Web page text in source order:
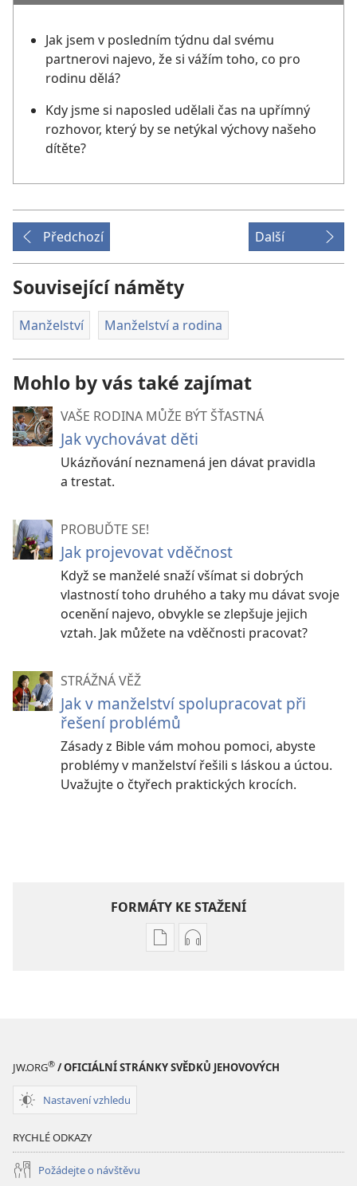
Jak jsem v posledním týdnu dal svému
partnerovi najevo, že si vážím toho, co pro
rodinu dělá?
Kdy jsme si naposled udělali čas na upřímný
rozhovor, který by se netýkal výchovy našeho
dítěte?
Předchozí Další
Související náměty
Manželství Manželství a rodina
Mohlo by vás také zajímat
VAŠE RODINA MŮŽE BÝT ŠŤASTNÁ
Jak vychovávat děti
Ukázňování neznamená jen dávat pravidla
a trestat.
PROBUĎTE SE!
Jak projevovat vděčnost
Když se manželé snaží všímat si dobrých
vlastností toho druhého a taky mu dávat svoje
ocenění najevo, obvykle se zlepšuje jejich
vztah. Jak můžete na vděčnosti pracovat?
STRÁŽNÁ VĚŽ
Jak v manželství spolupracovat při
řešení problémů
Zásady z Bible vám mohou pomoci, abyste
problémy v manželství řešili s láskou a úctou.
Uvažujte o čtyřech praktických krocích.
FORMÁTY KE STAŽENÍ
Formáty
Květen 2011
Formáty
Květen 2011
JW.ORG® / OFICIÁLNÍ STRÁNKY SVĚDKŮ JEHOVOVÝCH
Nastavení vzhledu
RYCHLÉ ODKAZY
Požádejte o návštěvu